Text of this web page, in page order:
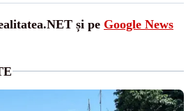
și pe Google News